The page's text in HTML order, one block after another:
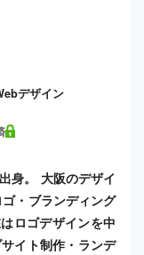
デザイン
身。 大阪のデザイ
・ブランディング
ロゴデザインを中
イト制作・ランデ